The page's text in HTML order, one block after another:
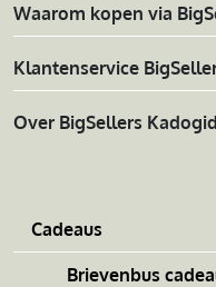
Waarom kopen via
Klantenservice
Over BigSellers
Cadeaus
Brievenbus